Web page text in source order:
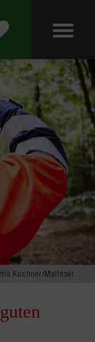
Kirchner/Malteser